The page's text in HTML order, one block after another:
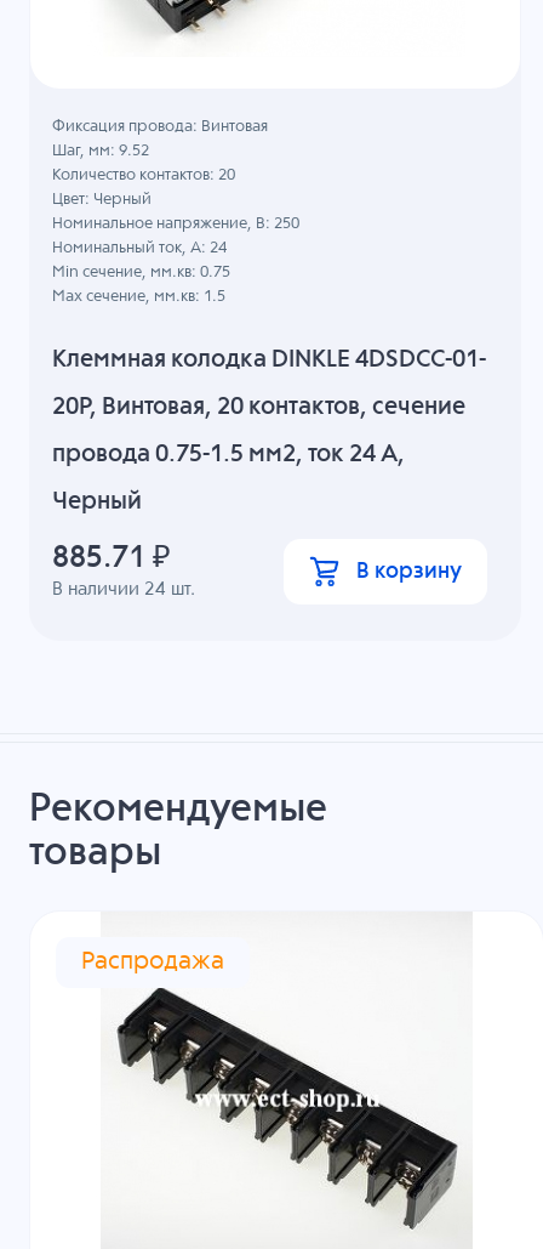
Клеммная колодка DINKLE 4DSDCC-01-
20P, Винтовая, 20 контактов, сечение
провода 0.75-1.5 мм2, ток 24 A,
Черный
В наличии 24 шт.
Фиксация провода: Винтовая
Шаг, мм: 9.52
Количество контактов: 20
Цвет: Черный
Номинальное напряжение, B: 250
Номинальный ток, А: 24
Min сечение, мм.кв: 0.75
Max сечение, мм.кв: 1.5
885.71 ₽ В корзину
Рекомендуемые
товары
Распродажа